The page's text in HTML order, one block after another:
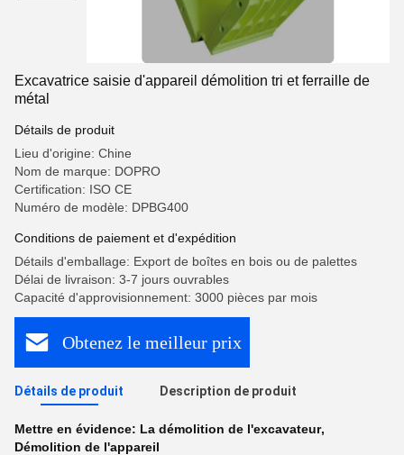
Excavatrice saisie d'appareil démolition tri et ferraille de
métal
Détails de produit
Lieu d'origine: Chine
Nom de marque: DOPRO
Certification: ISO CE
Numéro de modèle: DPBG400
Conditions de paiement et d'expédition
Détails d'emballage: Export de boîtes en bois ou de palettes
Délai de livraison: 3-7 jours ouvrables
Capacité d'approvisionnement: 3000 pièces par mois
Obtenez le meilleur prix
Détails de produit Description de produit
Mettre en évidence: La démolition de l'excavateur,
Démolition de l'appareil